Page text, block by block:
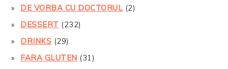
DE VORBA CU DOCTORUL (2)
DESSERT (232)
DRINKS (29)
FARA GLUTEN (31)